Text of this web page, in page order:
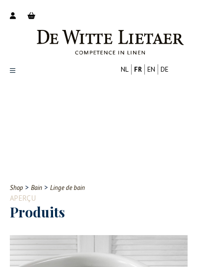
Contact
NL FR EN DE
Shop > Bain > Linge de bain
APERÇU
Produits